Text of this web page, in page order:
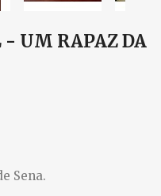
- UM RAPAZ DA
Sena.